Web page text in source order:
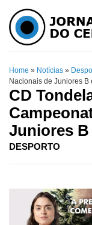
Home » Notícias »
Nacionais de Juniores B
CD
Juniores B
DESPORTO